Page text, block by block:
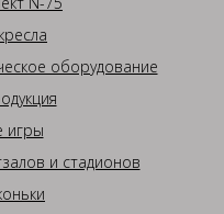
оборудование
игры
и стадионов